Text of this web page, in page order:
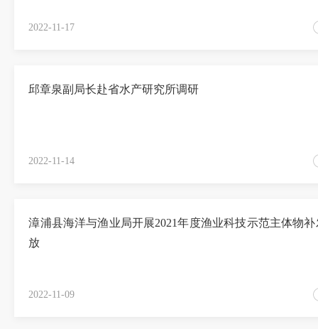
2022-11-17
邱章泉副局长赴省水产研究所调研
2022-11-14
漳浦县海洋与渔业局开展2021年度渔业科技示范主体物补
放
2022-11-09